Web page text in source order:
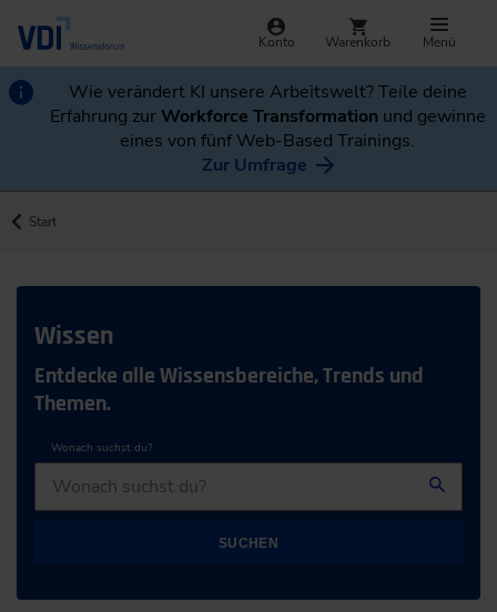
Konto Warenkorb Menü
Wie verändert KI unsere Arbeitswelt? Teile deine
Erfahrung zurWorkforce Transformation und gewinne
eines von fünf Web-Based Trainings.
Zur Umfrage
Start
Wissen
Entdecke alle Wissensbereiche, Trends und
Themen.
Wonach suchst du?
SUCHEN